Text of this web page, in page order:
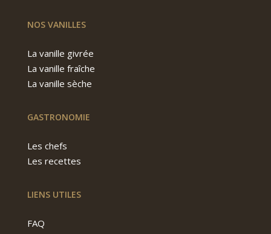
NOS VANILLES
La vanille givrée
La vanille fraîche
La vanille sèche
GASTRONOMIE
Les chefs
Les recettes
LIENS UTILES
FAQ